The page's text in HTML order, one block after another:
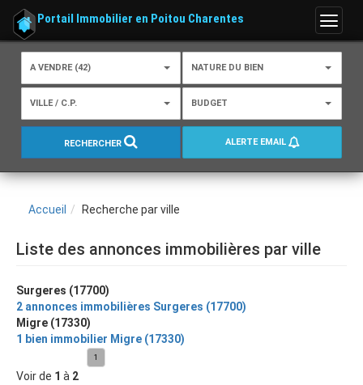
Menu
Portail Immobilier en Poitou Charentes
A VENDRE (42) NATURE DU BIEN
VILLE / C.P. BUDGET
RECHERCHER ALERTE EMAIL
Accueil Recherche par ville
Liste des annonces immobilières par ville
Surgeres (17700)
2 annonces immobilières Surgeres (17700)
Migre (17330)
1 bien immobilier Migre (17330)
Voir de 1 à 2
1